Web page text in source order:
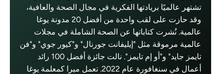
تشتهر عالميًا بريادتها الفكرية في مجال الصحة والعافية،
وقد حازت على لقب واحدة من أفضل 20 مدونة يوغا
عالمية. نُشرت كتاباتها عن الصحة الشاملة في مجلات
عالمية مرموقة مثل "إيليفانت جورنال" و"كيور جوي" و"فن
تايمز جايد" و"أو إم تايمز". نالت جائزة أفضل 100 رائد
أعمال في سنغافورة عام 2022. تعمل ميرا كمعلمة يوغا